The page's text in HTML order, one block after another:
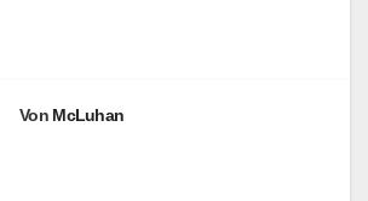
Von McLuhan